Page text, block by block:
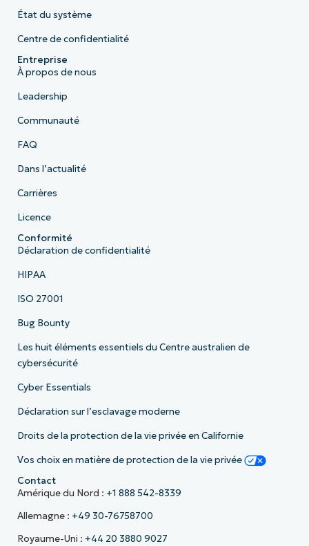
État du système
Centre de confidentialité
Entreprise
À propos de nous
Leadership
Communauté
FAQ
Dans l’actualité
Carrières
Licence
Conformité
Déclaration de confidentialité
HIPAA
ISO 27001
Bug Bounty
Les huit éléments essentiels du Centre australien de
cybersécurité
Cyber Essentials
Déclaration sur l’esclavage moderne
Droits de la protection de la vie privée en Californie
Vos choix en matière de protection de la vie privée
Contact
Amérique du Nord : +1 888 542-8339
Allemagne : +49 30-76758700
Royaume-Uni : +44 20 3880 9027